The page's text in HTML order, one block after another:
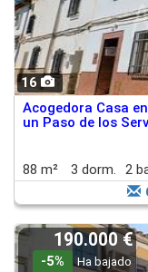
16
Acogedora Casa
un Paso de los
88 m² 3 dorm. 2
190.000 €
-5%
Ha bajado